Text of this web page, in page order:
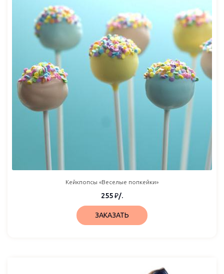
Кейкпопсы «Веселые попкейки»
255₽/.
ЗАКАЗАТЬ